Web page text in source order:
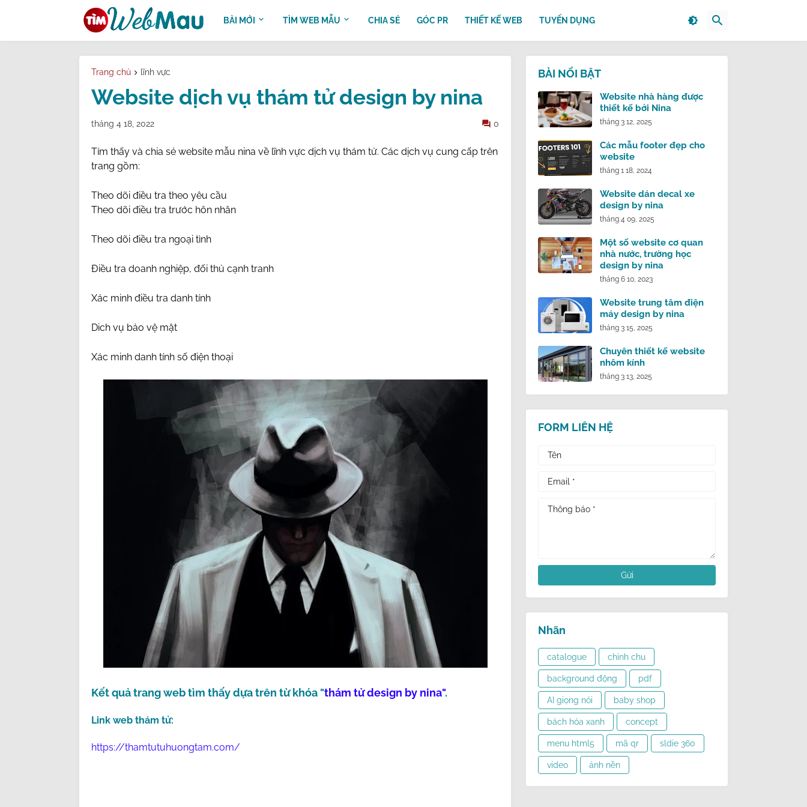
BÀI MỚI TÌM WEB MẪU CHIA SẺ GÓC PR THIẾT KẾ WEB TUYỂN DỤNG
Trang chủ lĩnh vực
Website dịch vụ thám tử design by nina
tháng 4 18, 2022 0
Tím thấy và chia sẻ website mẫu nina về lĩnh vực dịch vụ thám tử. Các dịch vụ cung cấp trên
trang gồm:
Theo dõi điều tra theo yêu cầu
Theo dõi điều tra trước hôn nhân
Theo dõi điều tra ngoại tình
Điều tra doanh nghiệp, đối thủ cạnh tranh
Xác minh điều tra danh tính
Dich vụ bảo vệ mật
Xác minh danh tính số điện thoại
Kết quả trang web tìm thấy dựa trên từ khóa "thám tử design by nina".
Link web thám tử:
https://thamtutuhuongtam.com/
BÀI NỔI BẬT
Website nhà hàng được
thiết kế bởi Nina
tháng 3 12, 2025
Các mẫu footer đẹp cho
website
tháng 1 18, 2024
Website dán decal xe
design by nina
tháng 4 09, 2025
Một số website cơ quan
nhà nước, trường học
design by nina
tháng 6 10, 2023
Website trung tâm điện
máy design by nina
tháng 3 15, 2025
Chuyên thiết kế website
nhôm kính
tháng 3 13, 2025
FORM LIÊN HỆ
Nhãn
catalogue chỉnh chu
background động pdf
AI giọng nói baby shop
bách hóa xanh concept
menu html5 mã qr sldie 360
video ảnh nền